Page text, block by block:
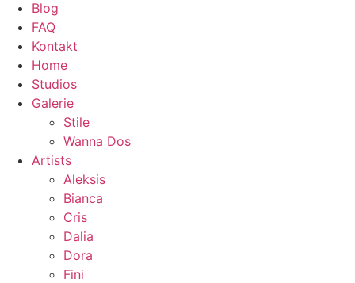
Blog
FAQ
Kontakt
Home
Studios
Galerie
Stile
Wanna Dos
Artists
Aleksis
Bianca
Cris
Dalia
Dora
Fini